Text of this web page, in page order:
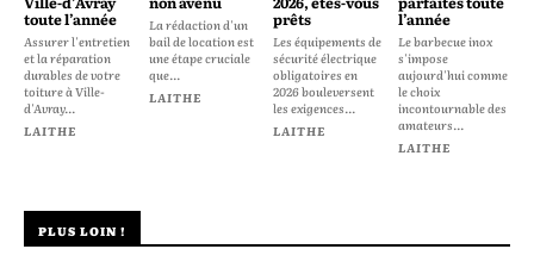
toute l’année
Assurer l'entretien
et la réparation
durables de votre
toiture à Ville-
d'Avray...
LAITHE
La rédaction d'un
bail de location est
une étape cruciale
que...
LAITHE
prêts
Les équipements de
sécurité électrique
obligatoires en
2026 bouleversent
les exigences...
LAITHE
l’année
Le barbecue inox
s'impose
aujourd'hui comme
le choix
incontournable des
amateurs...
LAITHE
PLUS LOIN !